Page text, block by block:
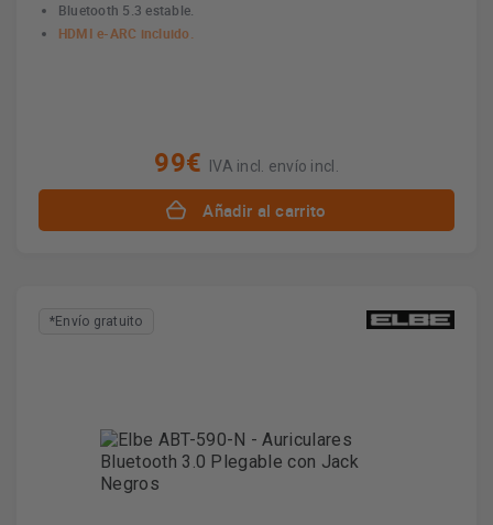
Bluetooth 5.3 estable.
HDMI e-ARC incluido.
99€ IVA incl. envío incl.
Añadir al carrito
*Envío gratuito